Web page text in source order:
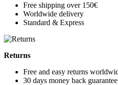
Free shipping over 150€
Worldwide delivery
Standard & Express
Returns
Free and easy returns
30 days money back guarantee